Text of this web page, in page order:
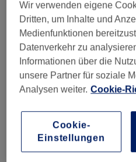
Lorenz Nails & Spa
109 reviews
Breite G. 1 , Mitte, 90402
Wir verwenden eigene
Dritten, um Inhalte und
Medienfunktionen
Datenverkehr zu
Informationen über die
unsere Partner für soziale
Analysen weiter. Cookie-
Cookie-
Einstellungen